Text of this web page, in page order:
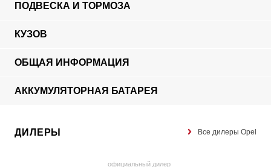
ПОДВЕСКА И ТОРМОЗА
КУЗОВ
ОБЩАЯ ИНФОРМАЦИЯ
АККУМУЛЯТОРНАЯ БАТАРЕЯ
ДИЛЕРЫ Все дилеры Opel
официальный дилер